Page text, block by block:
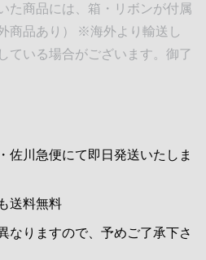
た商品には、箱・リボンが付属
商品あり） ※海外より輸送し
ている場合がございます。御了
佐川急便にて即日発送いたしま
送料無料
なりますので、予めご了承下さ